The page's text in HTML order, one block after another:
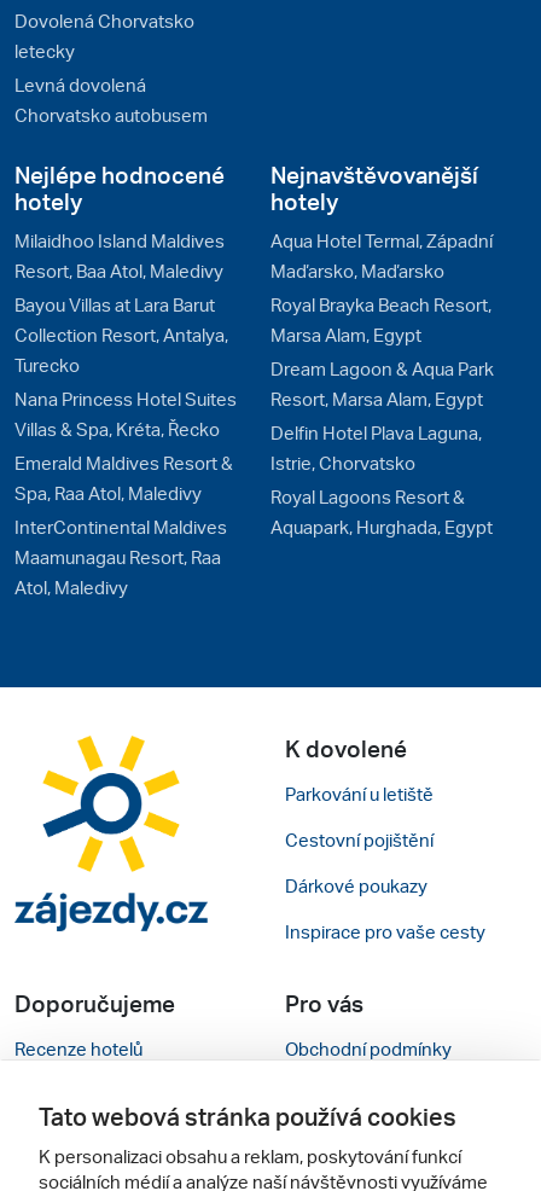
Dovolená Chorvatsko
letecky
Levná dovolená
Chorvatsko autobusem
Nejlépe hodnocené
hotely
Milaidhoo Island Maldives
Resort, Baa Atol, Maledivy
Bayou Villas at Lara Barut
Collection Resort, Antalya,
Turecko
Nana Princess Hotel Suites
Villas & Spa, Kréta, Řecko
Emerald Maldives Resort &
Spa, Raa Atol, Maledivy
InterContinental Maldives
Maamunagau Resort, Raa
Atol, Maledivy
Nejnavštěvovanější
hotely
Aqua Hotel Termal, Západní
Maďarsko, Maďarsko
Royal Brayka Beach Resort,
Marsa Alam, Egypt
Dream Lagoon & Aqua Park
Resort, Marsa Alam, Egypt
Delfin Hotel Plava Laguna,
Istrie, Chorvatsko
Royal Lagoons Resort &
Aquapark, Hurghada, Egypt
K dovolené
Parkování u letiště
Cestovní pojištění
Dárkové poukazy
Inspirace pro vaše cesty
Doporučujeme
Recenze hotelů
Zájazdy.sk
Pro vás
Obchodní podmínky
Verze webu pro PC
Tato webová stránka používá cookies
K personalizaci obsahu a reklam, poskytování funkcí
sociálních médií a analýze naší návštěvnosti využíváme